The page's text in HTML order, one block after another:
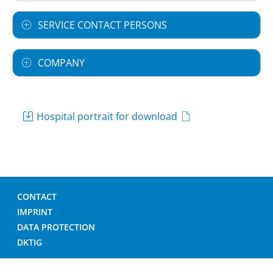
SERVICE CONTACT PERSONS
COMPANY
Hospital portrait for download
CONTACT
IMPRINT
DATA PROTECTION
DKTIG